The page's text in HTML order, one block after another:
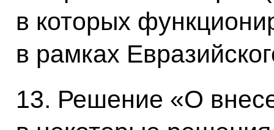
в которых
в рамках
13. Решение «О